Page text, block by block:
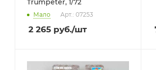
Trumpeter, 1/72
Мало Арт.: 07253
2 265 руб./шт